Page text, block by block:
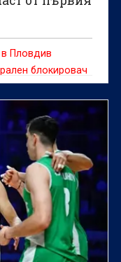
Пловдив
блокировач